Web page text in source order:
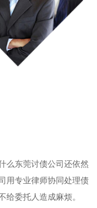
么东莞讨债公司还依然
用专业律师协同处理债
给委托人造成麻烦。